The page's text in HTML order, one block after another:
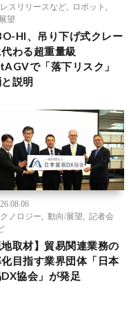
スリリースなど
ロボット
望
HI、吊り下げ式クレー
わる超重量級
で「落下リスク」
説明
ノロジー
動向/展望
記者会
地取材】貿易関連業務の
目指す業界団体「日本
協会」が発足